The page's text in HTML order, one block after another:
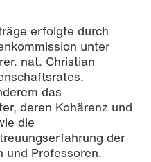
erfolgte durch
unter
nat. Christian
das
deren Kohärenz und
die
der
und Professoren.